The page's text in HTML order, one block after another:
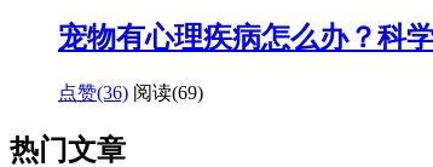
宠物有心理疾病怎么办？科
点赞(36) 阅读(69)
热门文章